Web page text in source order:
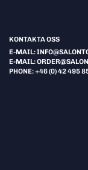
KONTAKTA OSS
E-MAIL:
E-MAIL:
PHONE: +46 (0) 42 495